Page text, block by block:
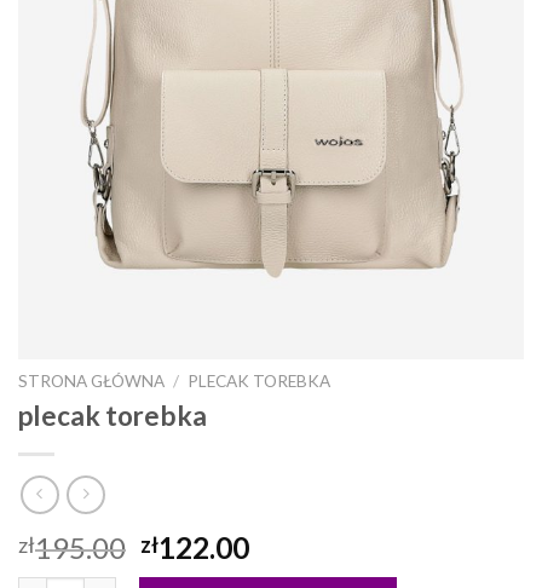
STRONA GŁÓWNA / PLECAK TOREBKA
plecak torebka
zł195.00 zł122.00